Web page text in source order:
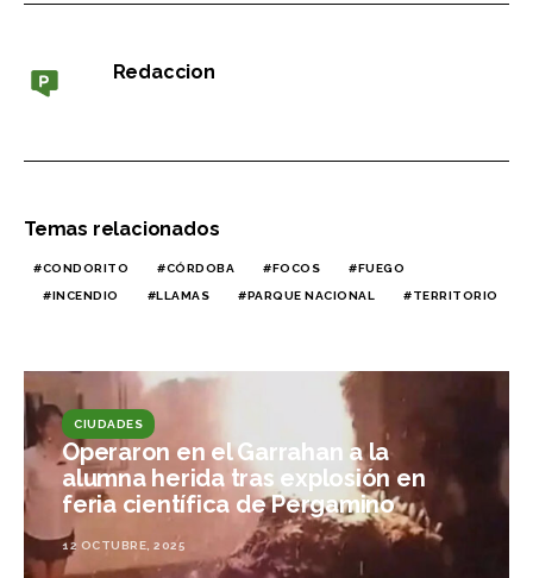
Redaccion
Temas relacionados
CONDORITO CÓRDOBA FOCOS FUEGO
INCENDIO LLAMAS PARQUE NACIONAL TERRITORIO
CIUDADES
Operaron en el Garrahan a la
alumna herida tras explosión en
feria científica de Pergamino
12 OCTUBRE, 2025